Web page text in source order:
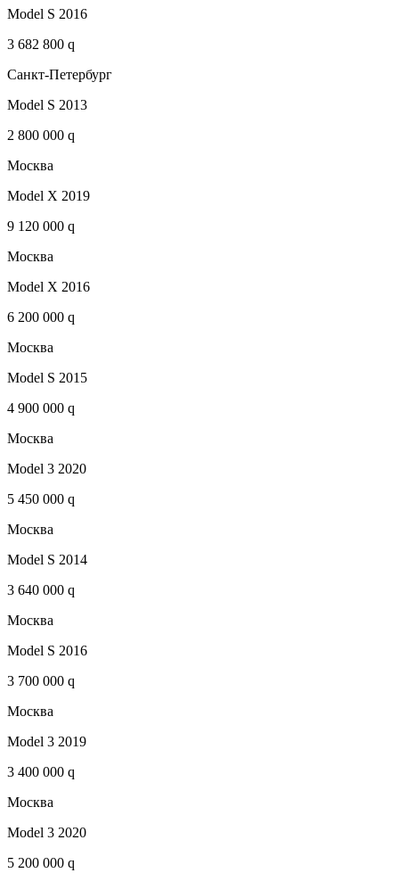
Model S 2016
3 682 800 q
Санкт-Петербург
Model S 2013
2 800 000 q
Москва
Model X 2019
9 120 000 q
Москва
Model X 2016
6 200 000 q
Москва
Model S 2015
4 900 000 q
Москва
Model 3 2020
5 450 000 q
Москва
Model S 2014
3 640 000 q
Москва
Model S 2016
3 700 000 q
Москва
Model 3 2019
3 400 000 q
Москва
Model 3 2020
5 200 000 q